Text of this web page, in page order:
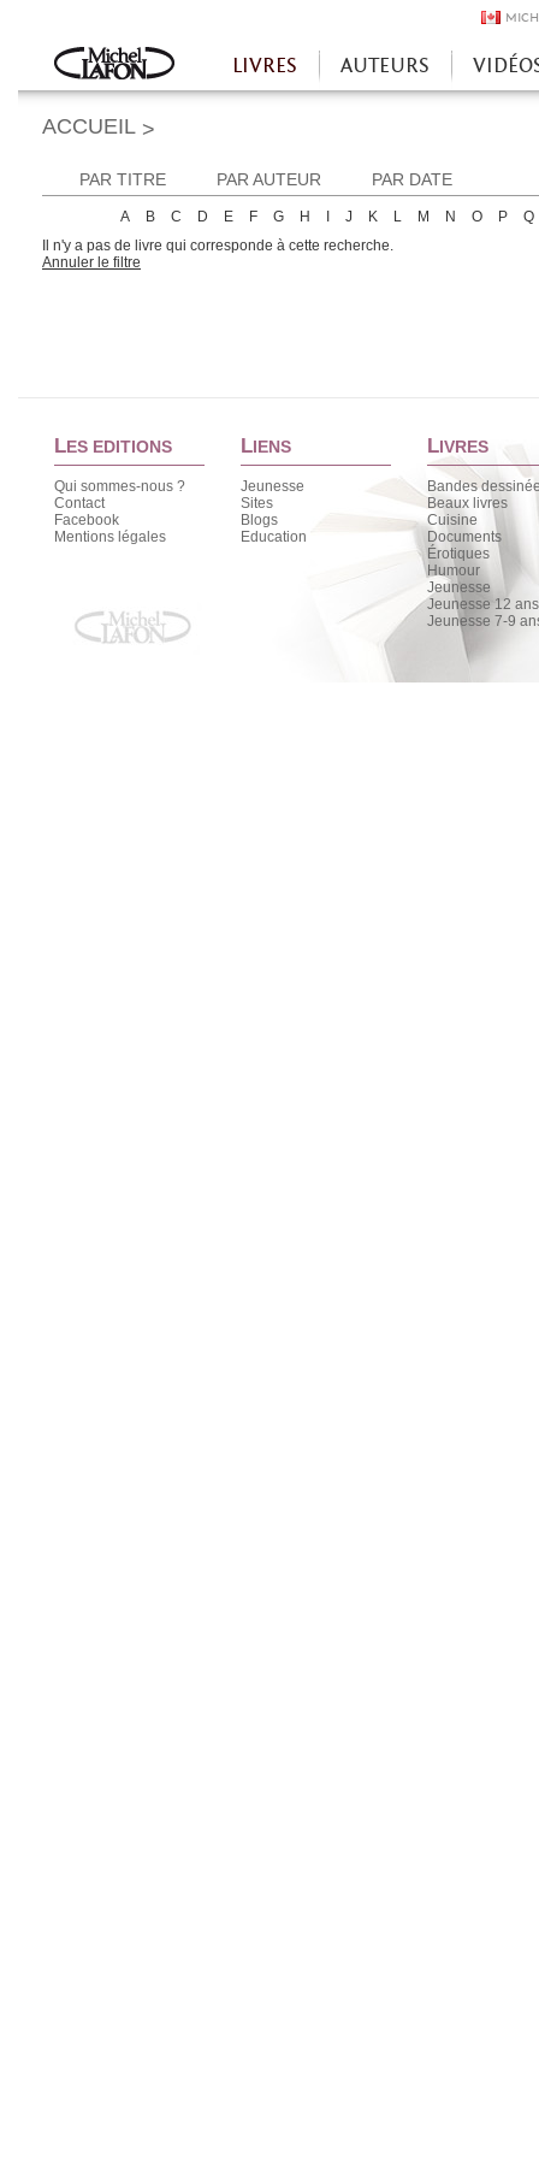
Accueil
LIVRES AUTEURS
ACCUEIL >
PAR TITRE PAR AUTEUR PAR DATE
A B C D E F G H J K L M N O P
Q
Il n'y a pas de livre qui corresponde à cette recherche.
Annuler le filtre
LES EDITIONS
Qui sommes-nous ?
Contact
Facebook
Mentions légales
LIENS
Jeunesse
Sites
Blogs
Education
LIVRES
Bandes
Beaux livres
Cuisine
Documents
Érotiques
Humour
Jeunesse
Jeunesse 12
Jeunesse 7-9